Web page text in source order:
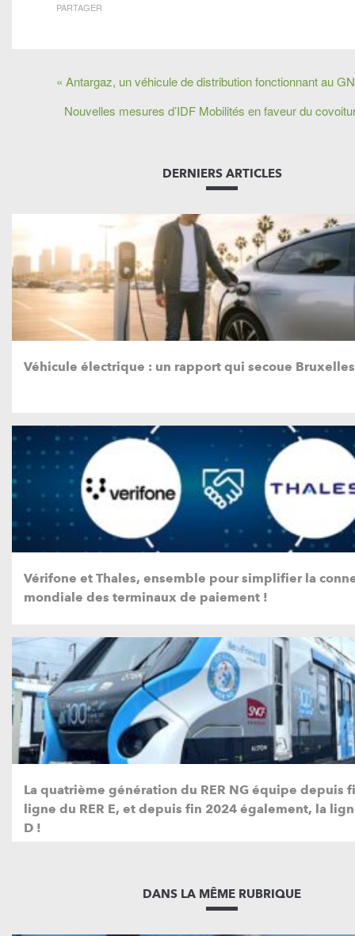
PARTAGER
« Antargaz, un véhicule de distribution fonctionnant au
Nouvelles mesures d’IDF Mobilités en faveur du
DERNIERS ARTICLES
Véhicule électrique : un rapport qui secoue
Vérifone et Thales, ensemble pour simplifier la
mondiale des terminaux de paiement !
La quatrième génération du RER NG équipe depuis
ligne du RER E, et depuis fin 2024 également, la
D !
DANS LA MÊME RUBRIQUE